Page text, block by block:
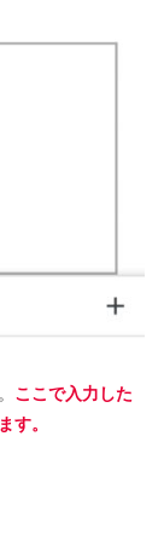
ここで入力した
す。